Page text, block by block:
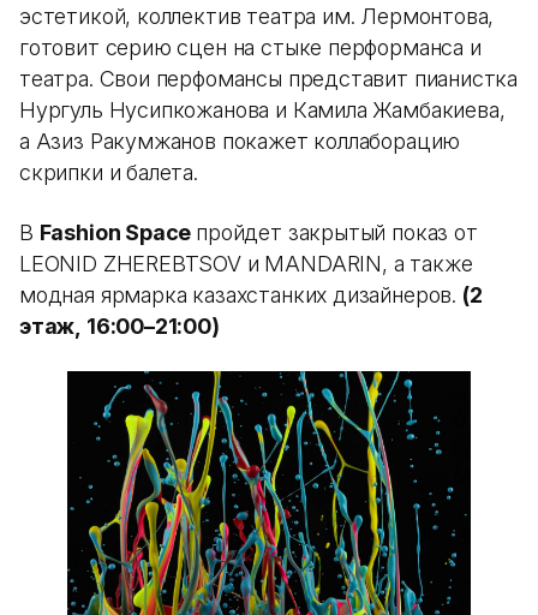
эстетикой, коллектив театра им. Лермонтова,
готовит серию сцен на стыке перформанса и
театра. Свои перфомансы представит пианистка
Нургуль Нусипкожанова и Камила Жамбакиева,
а Азиз Ракумжанов покажет коллаборацию
скрипки и балета.
В Fashion Space пройдет закрытый показ от
LEONID ZHEREBTSOV и MANDARIN, а также
модная ярмарка казахстанких дизайнеров. (2
этаж, 16:00–21:00)